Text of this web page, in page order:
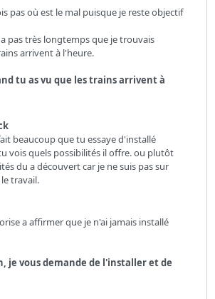
pas où est le mal puisque je reste objectif
a pas très longtemps que je trouvais
arrivent à l'heure.
tu as vu que les trains arrivent à
beaucoup que tu essaye d'installé
vois quels possibilités il offre. ou plutôt
du a découvert car je ne suis pas sur
travail.
a affirmer que je n'ai jamais installé
je vous demande de l'installer et de